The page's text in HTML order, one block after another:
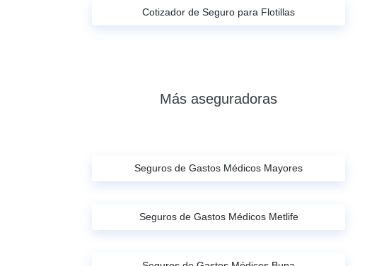
Cotizador de Seguro para Flotillas
Más aseguradoras
Seguros de Gastos Médicos Mayores
Seguros de Gastos Médicos Metlife